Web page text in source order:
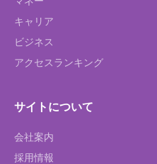
キャリア
ビジネス
アクセスランキング
サイトについて
会社案内
採用情報